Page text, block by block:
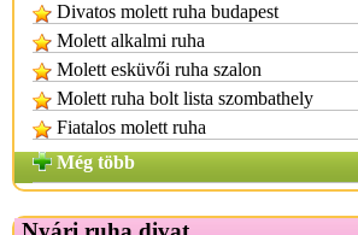
Divatos molett ruha budapest
Molett alkalmi ruha
Molett esküvői ruha szalon
Molett ruha bolt lista szombathely
Fiatalos molett ruha
Még több